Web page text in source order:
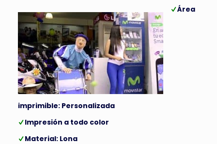
Área
imprimible: Personalizada
Impresión a todo color
Material: Lona